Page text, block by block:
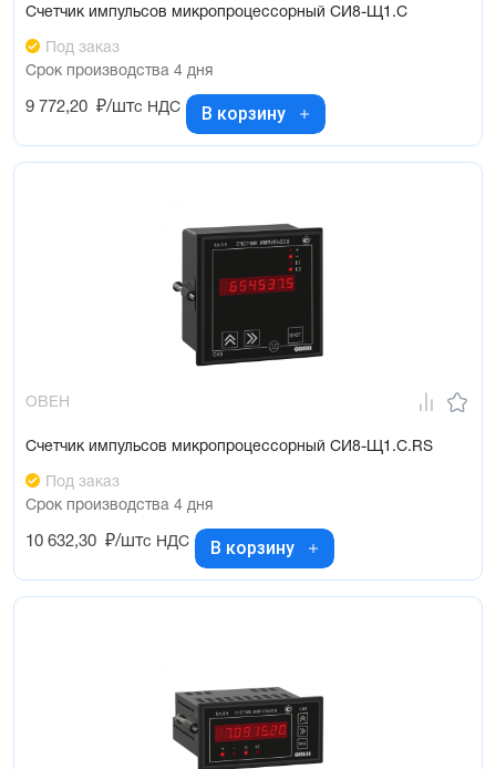
Счетчик импульсов микропроцессорный СИ8-Щ1.С
Под заказ
Срок производства 4 дня
9 772,20 ₽/штс НДС В корзину
ОВЕН
Счетчик импульсов микропроцессорный СИ8-Щ1.С.RS
Под заказ
Срок производства 4 дня
10 632,30 ₽/штс НДС В корзину